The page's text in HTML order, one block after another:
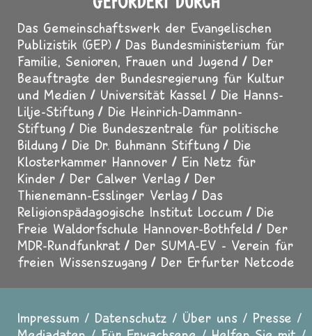
Das Gemeinschaftswerk der Evangelischen
Publizistik (GEP)
Das Bundesministerium für
Familie, Senioren, Frauen und Jugend
Der
Beauftragte der Bundesregierung für Kultur
und Medien
Universität Kassel
Die Hanns-
Lilje-Stiftung
Die Heinrich-Dammann-
Stiftung
Die Bundeszentrale für politische
Bildung
Die Dr. Buhmann Stiftung
Die
Klosterkammer Hannover
Ein Netz für
Kinder
Der Calwer Verlag
Der
Thienemann-Esslinger Verlag
Das
Religionspädagogische Institut Loccum
Die
Freie Waldorfschule Hannover-Bothfeld
Der
MDR-Rundfunkrat
Der SUMA-EV - Verein für
freien Wissenszugang
Der Erfurter Netcode
Impressum Datenschutz Über uns
Presse